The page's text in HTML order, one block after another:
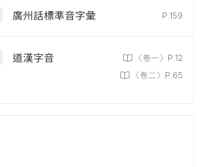
廣州話標準音字彙 P.159
道漢字音
〈卷一〉P.12
〈卷二〉P.65